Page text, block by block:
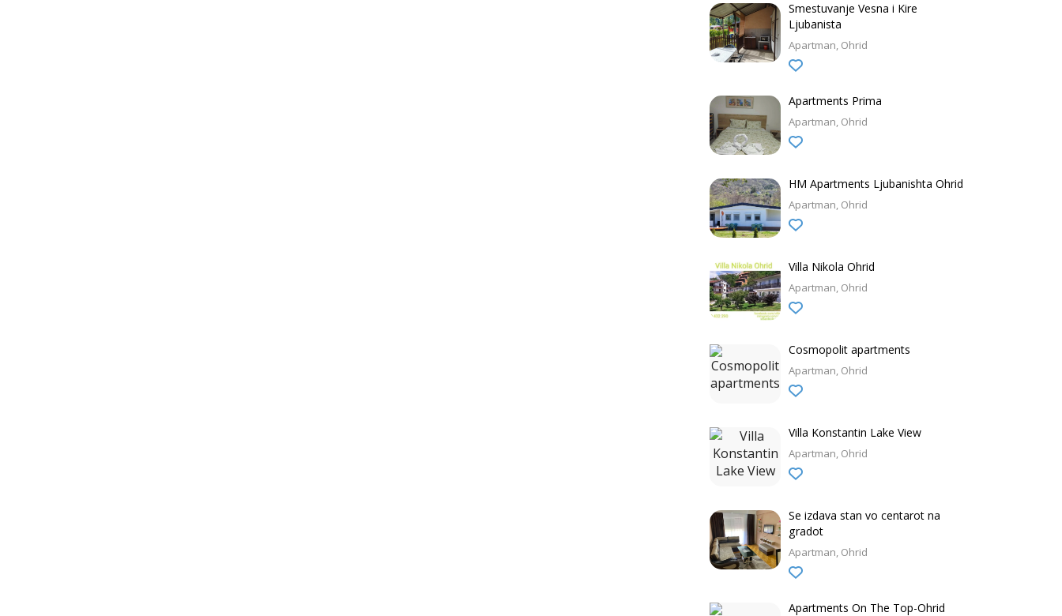
Smestuvanje Vesna i Kire
Ljubanista
Apartman Ohrid
Apartments Prima
Apartman Ohrid
HM Apartments Ljubanishta Ohrid
Apartman Ohrid
Villa Nikola Ohrid
Apartman Ohrid
Cosmopolit apartments
Apartman Ohrid
Villa Konstantin Lake View
Apartman Ohrid
Se izdava stan vo centarot na
gradot
Apartman Ohrid
Apartments On The Top-Ohrid